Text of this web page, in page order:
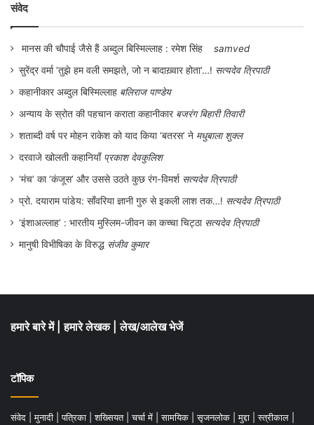
संवेद
मानस की चौपाई जैसे हैं अब्दुल बिस्मिल्लाह : रमेश सिंह
samved
सुरेंद्र वर्मा ‘तुझे हम वली समझते, जो न बादाख़्वार होता’…! सत्यदेव त्रिपाठी
कहानीकार अब्दुल बिस्मिल्लाह बलिराज पाण्डेय
अन्याय के स्रोत की पहचान कराता कहानीकार बजरंग बिहारी तिवारी
शताब्दी वर्ष पर मोहन राकेश को याद किया ‘बतरस’ ने मधुबाला शुक्ल
दरवाजे खोलती कहानियाँ प्रकाश देवकुलिश
‘मंच’ का ‘कंजूस’ और उससे उठते कुछ रंग-विमर्श सत्यदेव त्रिपाठी
प्रो. दयाराम पांडेय: साँवरिया ज्ञानी गुरु से इकली लाश तक…! सत्यदेव त्रिपाठी
‘इंशाअल्लाह’ : भारतीय मुस्लिम-जीवन का कच्चा चिट्ठा सत्यदेव त्रिपाठी
मानुषी विभीषिका के विरुद्ध संजीव कुमार
हमारे बारे में हमारे लेखक लेख/आलेख भेजें
टॉपिक
संवेद मुनादी पत्रिका शख्सियत चर्चा में सामयिक सृजनलोक मुद्दा स्त्रीकाल